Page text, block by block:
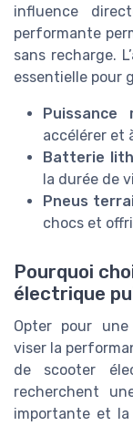
influence
performante
sans recharge.
essentielle pour
Puissance
accélérer et
Batterie
la durée de
Pneus
chocs et
Pourquoi
électrique
Opter pour
viser la
de scooter
recherchent
importante et